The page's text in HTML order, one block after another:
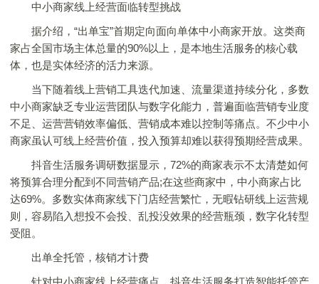
中小商家线上经营面临转型挑战
据介绍，“出单宝”首期定向面向单体中小商家开放。这类商
家占全国市场主体总量的90%以上，是本地生活服务的核心载
体，也是实体经济的活力来源。
当下随着线上营销工具迭代加速、流量渠道持续分化，多数
中小商家缺乏专业运营团队与数字化能力，普遍面临营销专业度
不足、运营营销效率偏低、营销成本难以控制等痛点。不少中小
商家虽认可线上经营价值，投入预算却难以获得预期经营成果。
抖音生活服务调研数据显示，72%的商家表示不太清楚如何
将预算合理分配到不同营销产品;在这些商家中，中小商家占比
达69%。多数实体商家线下门店经营繁忙，无暇钻研线上运营规
则，容易陷入想投不会投、乱投没效果的经营瓶颈，数字化转型
受阻。
出单全托管，核销才计费
针对中小商家线上经营痛点，抖音生活服务打造智能托管产